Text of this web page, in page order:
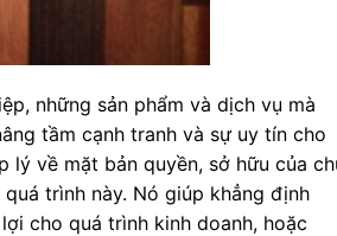
những sản phẩm và dịch vụ mà
tầm cạnh tranh và sự uy tín cho
lý về mặt bản quyền, sở hữu của
trình này. Nó giúp khẳng định
cho quá trình kinh doanh, hoặc